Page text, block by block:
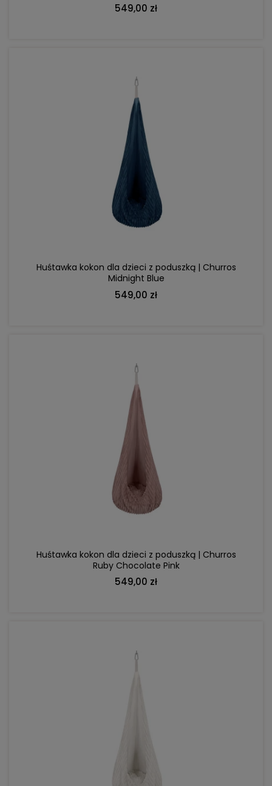
549,00 zł
Huśtawka kokon dla dzieci z poduszką | Churros
Midnight Blue
549,00 zł
DO KOSZYKA
Huśtawka kokon dla dzieci z poduszką | Churros
Ruby Chocolate Pink
549,00 zł
DO KOSZYKA